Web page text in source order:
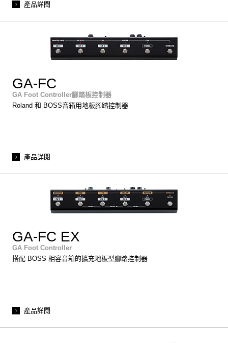
產品詳閱
GA-FC
GA Foot Controller腳踏板控制器
Roland 和 BOSS音箱用地板腳踏控制器
產品詳閱
GA-FC EX
GA Foot Controller
搭配 BOSS 相容音箱的擴充地板型腳踏控制器
產品詳閱